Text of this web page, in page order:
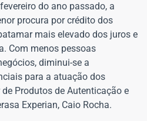
do ano passado, a
procura por crédito dos
mais elevado dos juros e
Com menos pessoas
diminui-se a
para a atuação dos
Produtos de Autenticação e
Experian, Caio Rocha.